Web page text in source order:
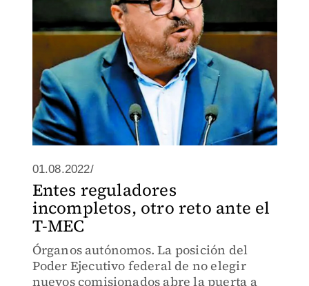
01.08.2022/
Entes reguladores
incompletos, otro reto ante el
T-MEC
Órganos autónomos. La posición del
Poder Ejecutivo federal de no elegir
nuevos comisionados abre la puerta a